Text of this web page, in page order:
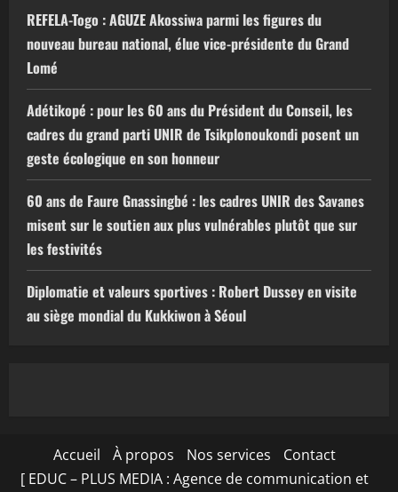
REFELA-Togo : AGUZE Akossiwa parmi les figures du
nouveau bureau national, élue vice-présidente du Grand
Lomé
Adétikopé : pour les 60 ans du Président du Conseil, les
cadres du grand parti UNIR de Tsikplonoukondi posent un
geste écologique en son honneur
60 ans de Faure Gnassingbé : les cadres UNIR des Savanes
misent sur le soutien aux plus vulnérables plutôt que sur
les festivités
Diplomatie et valeurs sportives : Robert Dussey en visite
au siège mondial du Kukkiwon à Séoul
Accueil À propos Nos services
Contact
[ EDUC – PLUS MEDIA : Agence de communication et